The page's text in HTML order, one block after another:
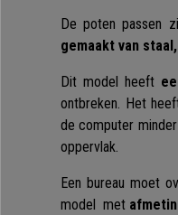
De poten passen
gemaakt van
Dit model heeft
ontbreken. Het
de computer
oppervlak.
Een bureau moet
model met